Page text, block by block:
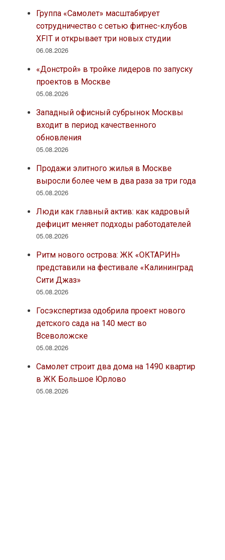
Группа «Самолет» масштабирует
сотрудничество с сетью фитнес-клубов
XFIT и открывает три новых студии
06.08.2026
«Донстрой» в тройке лидеров по запуску
проектов в Москве
05.08.2026
Западный офисный субрынок Москвы
входит в период качественного
обновления
05.08.2026
Продажи элитного жилья в Москве
выросли более чем в два раза за три года
05.08.2026
Люди как главный актив: как кадровый
дефицит меняет подходы работодателей
05.08.2026
Ритм нового острова: ЖК «ОКТАРИН»
представили на фестивале «Калининград
Сити Джаз»
05.08.2026
Госэкспертиза одобрила проект нового
детского сада на 140 мест во
Всеволожске
05.08.2026
Самолет строит два дома на 1490 квартир
в ЖК Большое Юрлово
05.08.2026